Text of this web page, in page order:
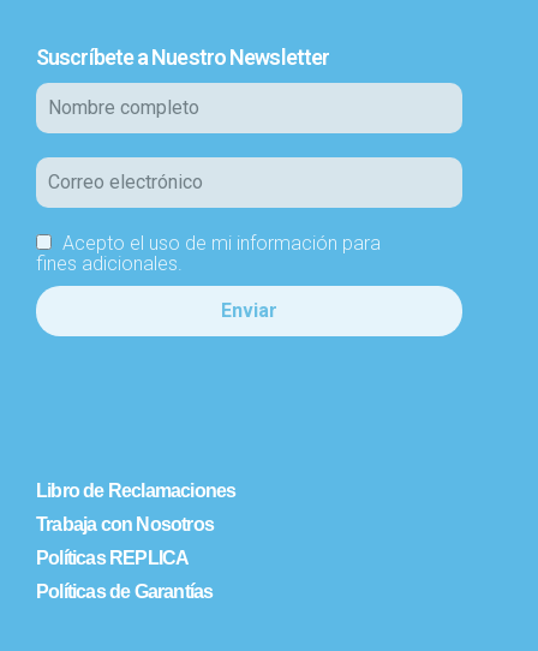
Suscríbete a Nuestro Newsletter
Acepto el uso de mi información para
fines adicionales.
Libro de Reclamaciones
Trabaja con Nosotros
Políticas REPLICA
Políticas de Garantías